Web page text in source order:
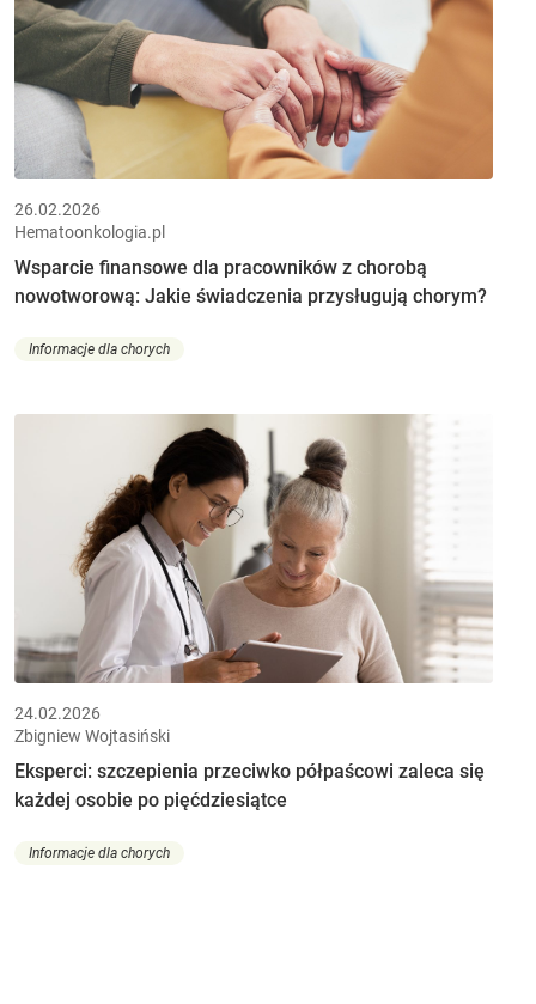
26.02.2026
Hematoonkologia.pl
Wsparcie finansowe dla pracowników z chorobą
nowotworową: Jakie świadczenia przysługują chorym?
Informacje dla chorych
24.02.2026
Zbigniew Wojtasiński
Eksperci: szczepienia przeciwko półpaścowi zaleca się
każdej osobie po pięćdziesiątce
Informacje dla chorych